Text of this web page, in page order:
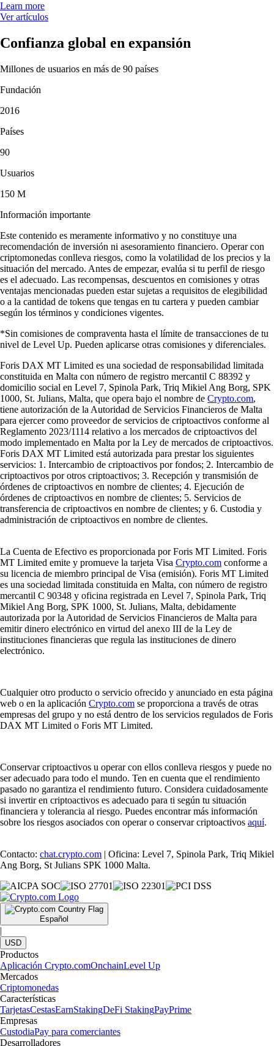
Learn more
Ver artículos
Confianza global en expansión
Millones de usuarios en más de 90 países
Fundación
2016
Países
90
Usuarios
150 M
Información importante
Este contenido es meramente informativo y no constituye una
recomendación de inversión ni asesoramiento financiero. Operar con
criptomonedas conlleva riesgos, como la volatilidad de los precios y la
situación del mercado. Antes de empezar, evalúa si tu perfil de riesgo
es el adecuado. Las recompensas, descuentos en comisiones y otras
ventajas mencionadas pueden estar sujetas a requisitos de elegibilidad
o a la cantidad de tokens que tengas en tu cartera y pueden cambiar
según los términos y condiciones vigentes.
*Sin comisiones de compraventa hasta el límite de transacciones de tu
nivel de Level Up. Pueden aplicarse otras comisiones y diferenciales.
Foris DAX MT Limited es una sociedad de responsabilidad limitada
constituida en Malta con número de registro mercantil C 88392 y
domicilio social en Level 7, Spinola Park, Triq Mikiel Ang Borg, SPK
1000, St. Julians, Malta, que opera bajo el nombre de Crypto.com,
tiene autorización de la Autoridad de Servicios Financieros de Malta
para ejercer como proveedor de servicios de criptoactivos conforme al
Reglamento 2023/1114 relativo a los mercados de criptoactivos del
modo implementado en Malta por la Ley de mercados de criptoactivos.
Foris DAX MT Limited está autorizada para prestar los siguientes
servicios: 1. Intercambio de criptoactivos por fondos; 2. Intercambio de
criptoactivos por otros criptoactivos; 3. Recepción y transmisión de
órdenes de criptoactivos en nombre de clientes; 4. Ejecución de
órdenes de criptoactivos en nombre de clientes; 5. Servicios de
transferencia de criptoactivos en nombre de clientes; y 6. Custodia y
administración de criptoactivos en nombre de clientes.
La Cuenta de Efectivo es proporcionada por Foris MT Limited. Foris
MT Limited emite y promueve la tarjeta Visa Crypto.com conforme a
su licencia de miembro principal de Visa (emisión). Foris MT Limited
es una sociedad limitada constituida en Malta, con número de registro
mercantil C 90348 y oficina registrada en Level 7, Spinola Park, Triq
Mikiel Ang Borg, SPK 1000, St. Julians, Malta, debidamente
autorizada por la Autoridad de Servicios Financieros de Malta para
emitir dinero electrónico en virtud del anexo III de la Ley de
instituciones financieras que regula las instituciones de dinero
electrónico.
Cualquier otro producto o servicio ofrecido y anunciado en esta página
web o en la aplicación Crypto.com se proporciona a través de otras
empresas del grupo y no está dentro de los servicios regulados de Foris
DAX MT Limited o Foris MT Limited.
Conservar criptoactivos u operar con ellos conlleva riesgos y puede no
ser adecuado para todo el mundo. Ten en cuenta que el rendimiento
pasado no garantiza el rendimiento futuro. Considera cuidadosamente
si invertir en criptoactivos es adecuado para ti según tu situación
financiera y tolerancia al riesgo. Puedes encontrar más información
sobre los riesgos asociados con operar o conservar criptoactivos aquí.
Contacto: chat.crypto.com | Oficina: Level 7, Spinola Park, Triq Mikiel
Ang Borg, St Julians SPK 1000 Malta.
Español
|
USD
Productos
Aplicación Crypto.comOnchainLevel Up
Mercados
Criptomonedas
Características
TarjetasCestasEarnStakingDeFi StakingPayPrime
Empresas
CustodiaPay para comerciantes
Desarrolladores